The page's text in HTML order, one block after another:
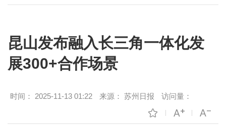
昆山发布融入长三角一体化发
展300+合作场景
时间： 2025-11-13 01:22 来源： 苏州日报 访问量：